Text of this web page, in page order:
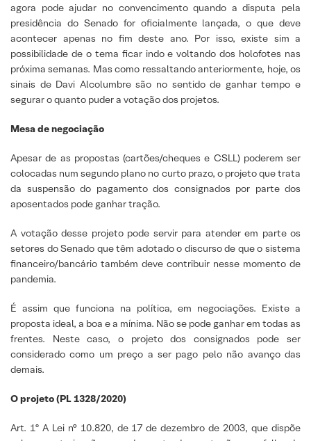
agora pode ajudar no convencimento quando a disputa pela
presidência do Senado for oficialmente lançada, o que deve
acontecer apenas no fim deste ano. Por isso, existe sim a
possibilidade de o tema ficar indo e voltando dos holofotes nas
próxima semanas. Mas como ressaltando anteriormente, hoje, os
sinais de Davi Alcolumbre são no sentido de ganhar tempo e
segurar o quanto puder a votação dos projetos.
Mesa de negociação
Apesar de as propostas (cartões/cheques e CSLL) poderem ser
colocadas num segundo plano no curto prazo, o projeto que trata
da suspensão do pagamento dos consignados por parte dos
aposentados pode ganhar tração.
A votação desse projeto pode servir para atender em parte os
setores do Senado que têm adotado o discurso de que o sistema
financeiro/bancário também deve contribuir nesse momento de
pandemia.
É assim que funciona na política, em negociações. Existe a
proposta ideal, a boa e a mínima. Não se pode ganhar em todas as
frentes. Neste caso, o projeto dos consignados pode ser
considerado como um preço a ser pago pelo não avanço das
demais.
O projeto (PL 1328/2020)
Art. 1º A Lei n° 10.820, de 17 de dezembro de 2003, que dispõe